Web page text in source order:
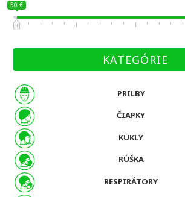
50 €
KATEGÓRIE
PRILBY
ČIAPKY
KUKLY
RÚŠKA
RESPIRÁTORY